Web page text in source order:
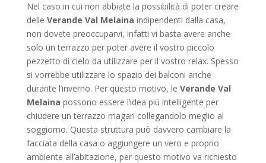
Nel caso in cui non abbiate la possibilità di poter creare
delle Verande Val Melaina indipendenti dalla casa,
non dovete preoccuparvi, infatti vi basta avere anche
solo un terrazzo per poter avere il vostro piccolo
pezzetto di cielo da utilizzare per il vostro relax. Spesso
si vorrebbe utilizzare lo spazio dei balconi anche
durante l’inverno. Per questo motivo, le Verande Val
Melaina possono essere l’idea più intelligente per
chiudere un terrazzo magari collegandolo meglio al
soggiorno. Questa struttura può davvero cambiare la
facciata della casa o aggiungere un vero e proprio
ambiente all’abitazione, per questo motivo va richiesto